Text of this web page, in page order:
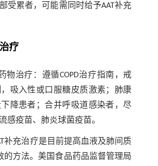
受累者，可能需同时给予AAT补充
疗
物治疗：遵循COPD治疗指南，戒
吸入性或口服糖皮质激素；肺康
降患者；合并呼吸道感染者，尽
感疫苗、肺炎球菌疫苗。
补充治疗是目前提高血液及肺间质
的方法。美国食品药品监督管理局